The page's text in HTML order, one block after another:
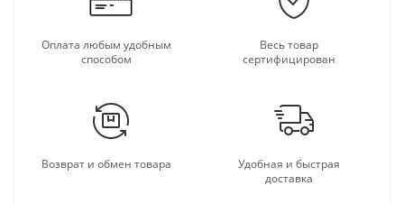
Оплата любым удобным
способом
Весь товар
сертифицирован
Возврат и обмен товара
Удобная и быстрая
доставка